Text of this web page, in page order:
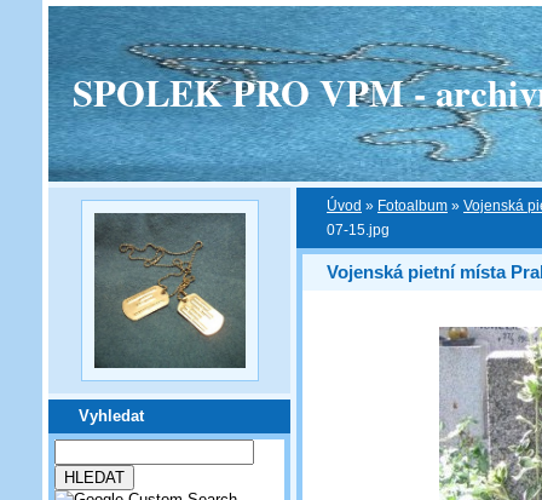
SPOLEK PRO VPM -
Vyhledat
Úvod » Fotoalbum » Vojenská
07-15.jpg
Vojenská pietní místa